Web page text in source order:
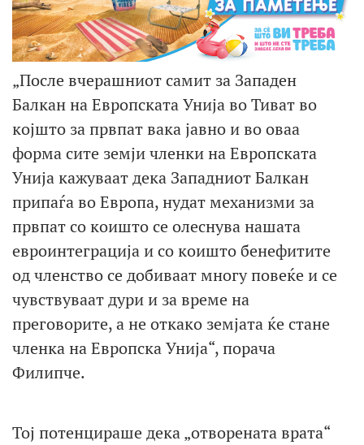
„После вчерашниот самит за Западен
Балкан на Европската Унија во Тиват во
којшто за првпат вака јавно и во оваа
форма сите земји членки на Европската
Унија кажуваат дека Западниот Балкан
припаѓа во Европа, нудат механизми за
првпат со коишто се олеснува нашата
евроинтеграција и со коишто бенефитите
од членство се добиваат многу повеќе и се
чувствуваат дури и за време на
преговорите, а не откако земјата ќе стане
членка на Европска Унија“, порача
Филипче.
Тој потенцираше дека „отворената врата“